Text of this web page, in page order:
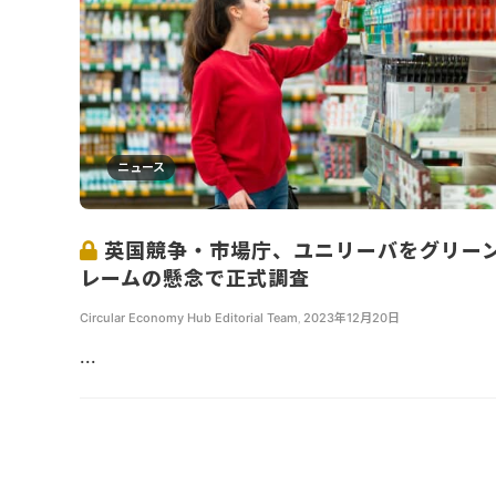
ニュース
英国競争・市場庁、ユニリーバをグリー
レームの懸念で正式調査
Circular Economy Hub Editorial Team 2023年12月20日
...